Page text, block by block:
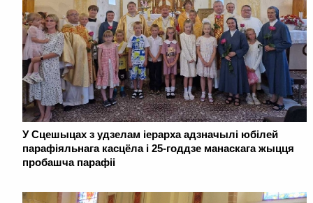
У Сцешыцах з удзелам іерарха адзначылі юбілей
парафіяльнага касцёла і 25-годдзе манаскага жыцця
пробашча парафіі